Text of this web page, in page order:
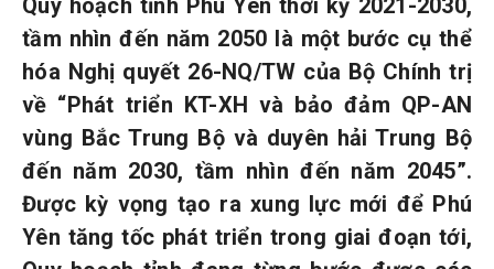
Quy hoạch tỉnh Phú Yên thời kỳ 2021-2030,
tầm nhìn đến năm 2050 là một bước cụ thể
hóa Nghị quyết 26-NQ/TW của Bộ Chính trị
về “Phát triển KT-XH và bảo đảm QP-AN
vùng Bắc Trung Bộ và duyên hải Trung Bộ
đến năm 2030, tầm nhìn đến năm 2045”.
Được kỳ vọng tạo ra xung lực mới để Phú
Yên tăng tốc phát triển trong giai đoạn tới,